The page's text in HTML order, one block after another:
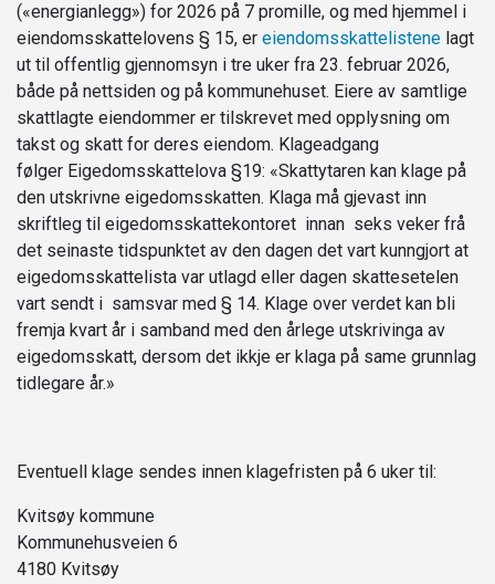
(«energianlegg») for 2026 på 7 promille, og med hjemmel i
eiendomsskattelovens § 15, er eiendomsskattelistene lagt
ut til offentlig gjennomsyn i tre uker fra 23. februar 2026,
både på nettsiden og på kommunehuset. Eiere av samtlige
skattlagte eiendommer er tilskrevet med opplysning om
takst og skatt for deres eiendom. Klageadgang
følger Eigedomsskattelova §19: «Skattytaren kan klage på
den utskrivne eigedomsskatten. Klaga må gjevast inn
skriftleg til eigedomsskattekontoret innan seks veker frå
det seinaste tidspunktet av den dagen det vart kunngjort at
eigedomsskattelista var utlagd eller dagen skattesetelen
vart sendt i samsvar med § 14. Klage over verdet kan bli
fremja kvart år i samband med den årlege utskrivinga av
eigedomsskatt, dersom det ikkje er klaga på same grunnlag
tidlegare år.»
Eventuell klage sendes innen klagefristen på 6 uker til:
Kvitsøy kommune
Kommunehusveien 6
4180 Kvitsøy